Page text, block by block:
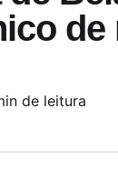
de
de leitura